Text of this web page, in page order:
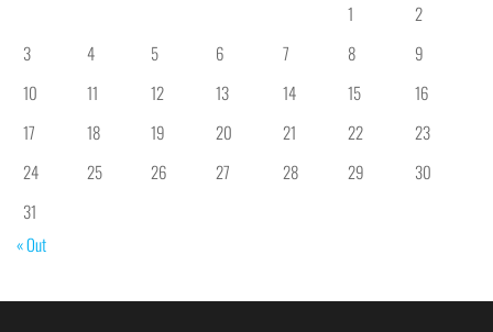
1
2
3
4 5 6 7 8
9
10
11 12 13 14 15
16
17
18 19 20 21 22
23
24
25 26 27 28 29
30
31
« Out